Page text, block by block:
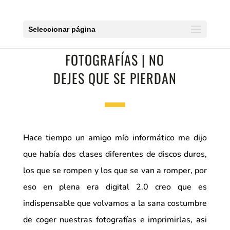
Seleccionar página
FOTOGRAFÍAS | NO
DEJES QUE SE PIERDAN
Hace tiempo un amigo mío informático me dijo
que había dos clases diferentes de discos duros,
los que se rompen y los que se van a romper, por
eso en plena era digital 2.0 creo que es
indispensable que volvamos a la sana costumbre
de coger nuestras fotografías e imprimirlas, asi